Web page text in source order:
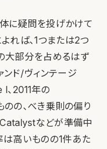
に疑問を投げかけて
れば、1つまたは2つ
大部分を占めるはず
ンド/ヴィンテージ
、2011年の
の、べき乗則の偏り
などが準備中
は高いものの1件あた